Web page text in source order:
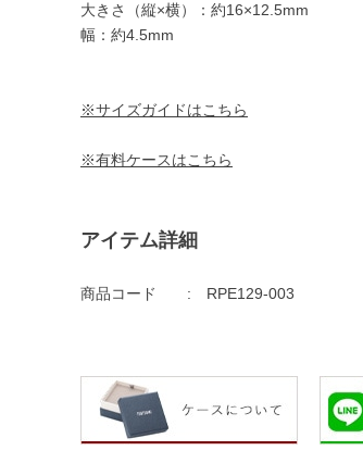
18,000円 19,000円
20,000円 20,000円 20,000円
大きさ（縦×横）：約16×12.5mm
幅：約4.5mm
※サイズガイドはこちら
※有料ケースはこちら
アイテム詳細
商品コード RPE129-003